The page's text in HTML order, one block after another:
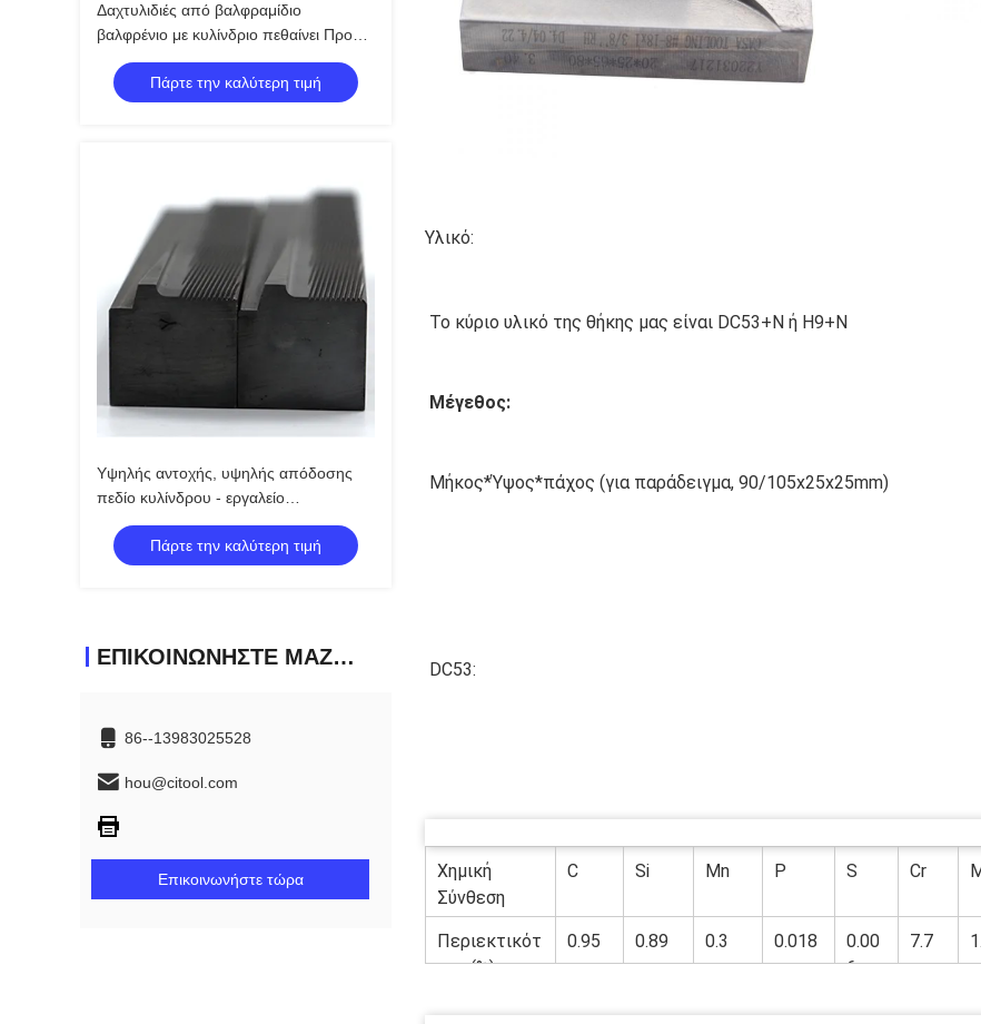
Δαχτυλιδιές από βαλφραμίδιο
βαλφρένιο με κυλίνδριο πεθαίνει Προφίλ
δοντιών ακρίβειας Ανθεκτικό στην
κούραση της φθοράς για M3-M30
Δαχτυλίδες από ανοξείδωτο κράμα
Πάρτε την καλύτερη τιμή
Υψηλής αντοχής, υψηλής απόδοσης
πεδίο κυλίνδρου - εργαλείο
σχηματισμού μετάλλων για εφαρμογές
μηχανικής κατασκευής,
αυτοκινητοβιομηχανίας
Πάρτε την καλύτερη τιμή
ΕΠΙΚΟΙΝΩΝΉΣΤΕ ΜΑΖΊ ΜΑΣ
86--13983025528
hou@citool.com
Επικοινωνήστε τώρα
Υλικό:
Το κύριο υλικό της θήκης μας είναι DC53+N ή H9+N
Μέγεθος:
Μήκος*Ύψος*πάχος (για παράδειγμα, 90/105x25x25mm)
DC53:
Χημική
Σύνθεση
C Si Mn P S Cr
Περιεκτικότ
ητα (%)
0.95 0.89 0.3 0.018
0.00
6
7.7